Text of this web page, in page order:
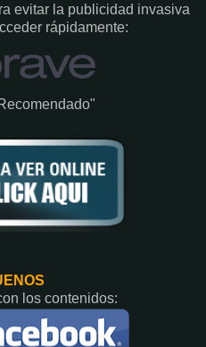
evitar la publicidad invasiva
rápidamente:​
los contenidos: